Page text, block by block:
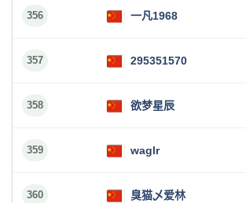
356 一凡1968
357 295351570
358 欲梦星辰
359 waglr
360 臭猫乄爱林